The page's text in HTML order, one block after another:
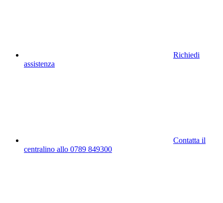
Richiedi
assistenza
Contatta il
centralino allo 0789 849300